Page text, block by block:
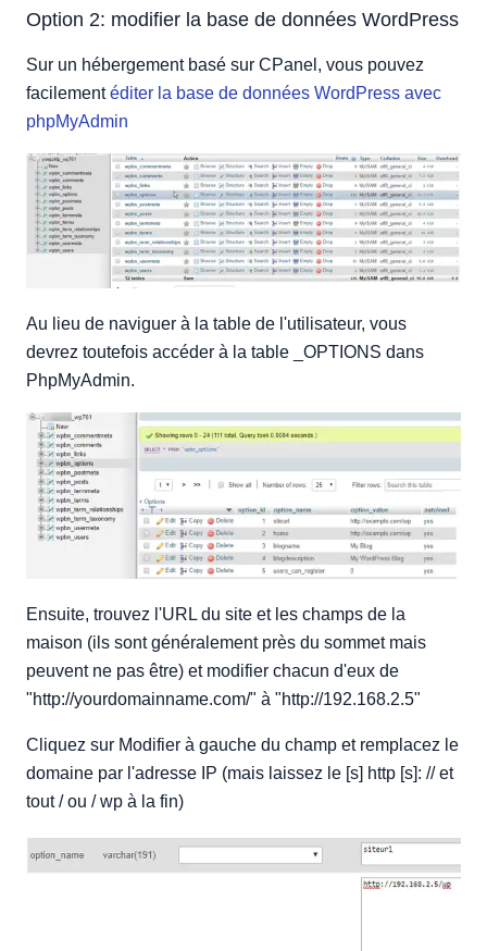
Option 2: modifier la base de données WordPress
Sur un hébergement basé sur CPanel, vous pouvez
facilementéditer la base de données WordPress avec
phpMyAdmin
Au lieu de naviguer à la table de l'utilisateur, vous
devrez toutefois accéder à la table _OPTIONS dans
PhpMyAdmin.
Ensuite, trouvez l'URL du site et les champs de la
maison (ils sont généralement près du sommet mais
peuvent ne pas être) et modifier chacun d'eux de
"http://yourdomainname.com/" à "http://192.168.2.5"
Cliquez sur Modifier à gauche du champ et remplacez le
domaine par l'adresse IP (mais laissez le [s] http [s]: // et
tout / ou / wp à la fin)